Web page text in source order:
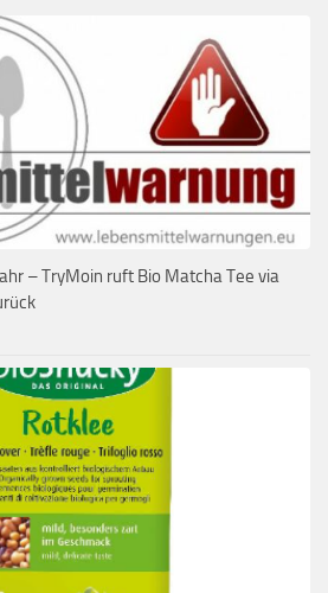
– TryMoin ruft Bio Matcha Tee via